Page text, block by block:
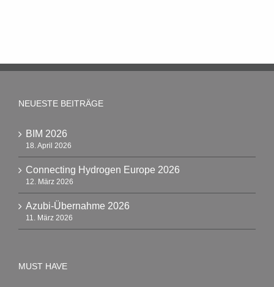
NEUESTE BEITRÄGE
BIM 2026
18. April 2026
Connecting Hydrogen Europe 2026
12. März 2026
Azubi-Übernahme 2026
11. März 2026
MUST HAVE